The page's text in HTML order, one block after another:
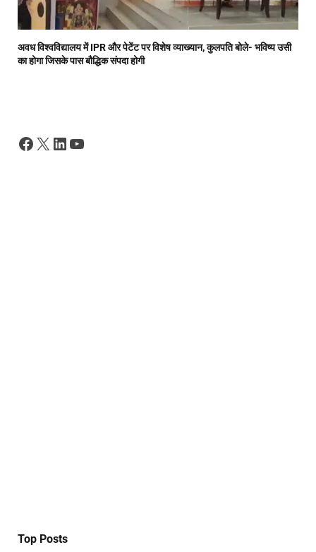
अवध विश्वविद्यालय में IPR और पेटेंट पर विशेष व्याख्यान, कुलपति बोले- भविष्य उसी
का होगा जिसके पास बौद्धिक संपदा होगी
Facebook
X LinkedIn
YouTube
Top Posts